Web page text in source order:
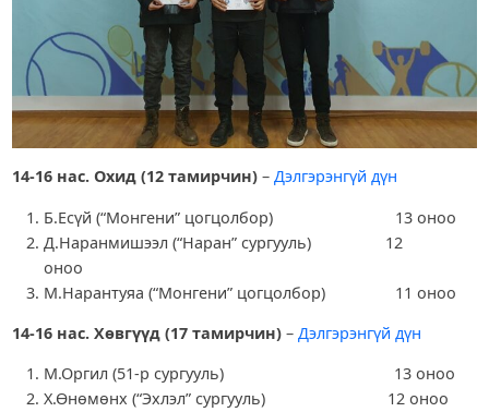
14-16 нас. Охид (12 тамирчин)– Дэлгэрэнгүй дүн
Б.Есүй (“Монгени” цогцолбор) 13 оноо
Д.Наранмишээл (“Наран” сургууль) 12
оноо
М.Нарантуяа (“Монгени” цогцолбор) 11 оноо
14-16 нас. Хөвгүүд (17 тамирчин)– Дэлгэрэнгүй дүн
М.Оргил (51-р сургууль) 13 оноо
Х.Өнөмөнх (“Эхлэл” сургууль) 12 оноо